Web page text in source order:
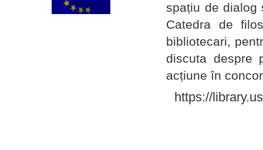
spațiu de dialog
Catedra de
bibliotecari,
discuta despre
acțiune în
https://